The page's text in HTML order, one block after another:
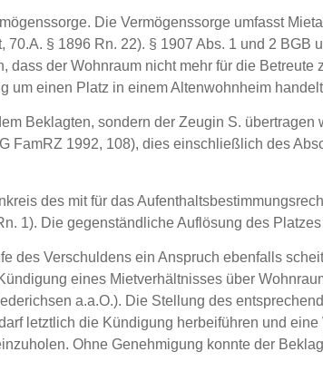
Die Vermögenssorge umfasst
§ 1896 Rn. 22). § 1907 Abs. 1 und 2
der Wohnraum nicht mehr für die
um einen Platz in einem Altenwohnheim
Beklagten, sondern der Zeugin S.
FamRZ 1992, 108), dies einschließlich des
des mit für das
1). Die gegenständliche Auflösung des
des Verschuldens ein Anspruch ebenfalls
eines Mietverhältnisses über
a.a.O.). Die Stellung des
letztlich die Kündigung herbeiführen und
Ohne Genehmigung konnte der